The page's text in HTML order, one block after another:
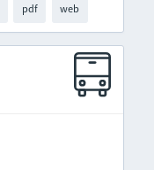
pdf web